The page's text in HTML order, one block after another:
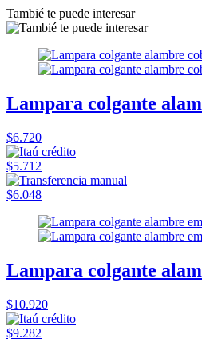
Tambié te puede interesar
Lampara colgante
$6.720
$5.712
$6.048
Lampara colgante
$10.920
$9.282